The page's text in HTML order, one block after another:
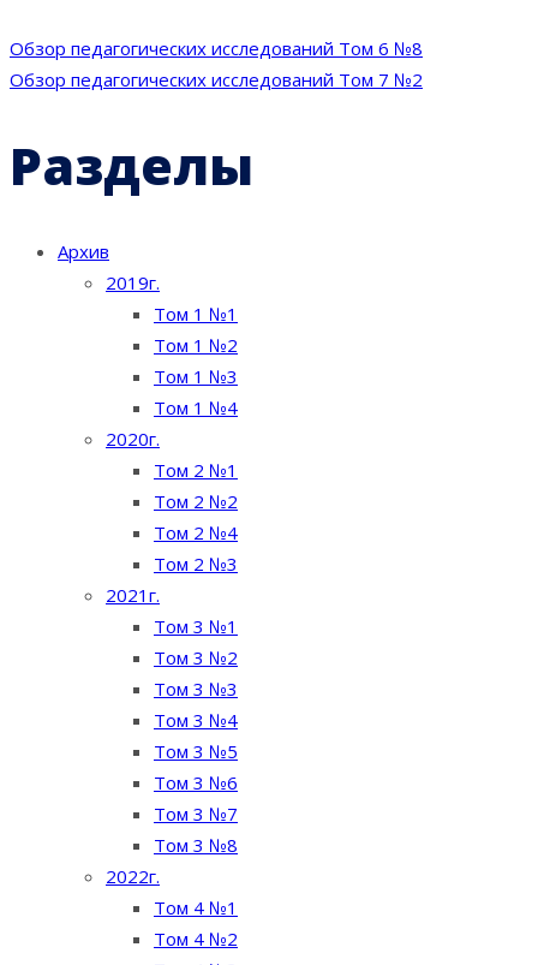
Обзор педагогических исследований Том 6 №8
Обзор педагогических исследований Том 7 №2
Разделы
Архив
2019г.
Том 1 №1
Том 1 №2
Том 1 №3
Том 1 №4
2020г.
Том 2 №1
Том 2 №2
Том 2 №4
Том 2 №3
2021г.
Том 3 №1
Том 3 №2
Том 3 №3
Том 3 №4
Том 3 №5
Том 3 №6
Том 3 №7
Том 3 №8
2022г.
Том 4 №1
Том 4 №2